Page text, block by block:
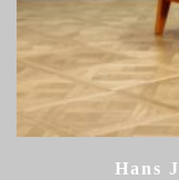
Hans